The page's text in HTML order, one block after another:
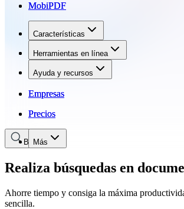
MobiPDF
Características
Herramientas en línea
Ayuda y recursos
Empresas
Precios
Más
MobiPDF
Características
Herramientas en línea
Ayuda y recursos
Empresas
Precios
Buscar
Realiza búsquedas en
Ahorre tiempo y consiga la máxima
sencilla.